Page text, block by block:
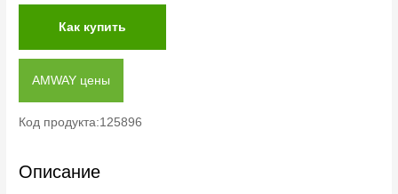
Как купить
AMWAY цены
Код продукта:125896
Описание